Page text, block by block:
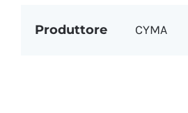
Produttore CYMA